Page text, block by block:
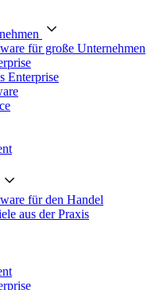
für große Unternehmen
Enterprise
für den Handel
aus der Praxis